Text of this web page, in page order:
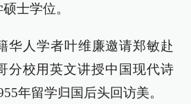
士学位。
华人学者叶维廉邀请郑敏赴
分校用英文讲授中国现代诗
年留学归国后头回访美。